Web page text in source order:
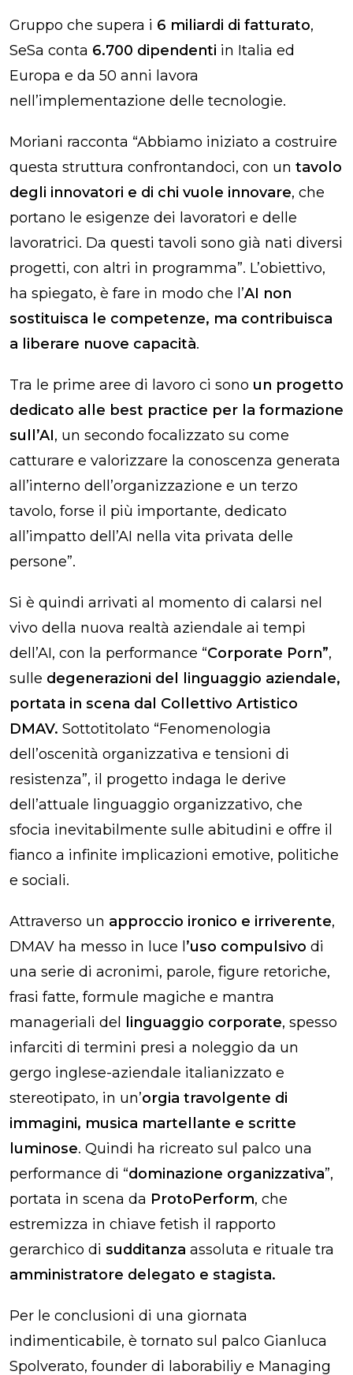
Gruppo che supera i 6 miliardi di fatturato,
SeSa conta 6.700 dipendenti in Italia ed
Europa e da 50 anni lavora
nell’implementazione delle tecnologie.
Moriani racconta “Abbiamo iniziato a costruire
questa struttura confrontandoci, con un tavolo
degli innovatori e di chi vuole innovare, che
portano le esigenze dei lavoratori e delle
lavoratrici. Da questi tavoli sono già nati diversi
progetti, con altri in programma”. L’obiettivo,
ha spiegato, è fare in modo che l’AI non
sostituisca le competenze, ma contribuisca
a liberare nuove capacità.
Tra le prime aree di lavoro ci sono un progetto
dedicato alle best practice per la formazione
sull’AI, un secondo focalizzato su come
catturare e valorizzare la conoscenza generata
all’interno dell’organizzazione e un terzo
tavolo, forse il più importante, dedicato
all’impatto dell’AI nella vita privata delle
persone”.
Si è quindi arrivati al momento di calarsi nel
vivo della nuova realtà aziendale ai tempi
dell’AI, con la performance “Corporate Porn”,
sulle degenerazioni del linguaggio aziendale,
portata in scena dal Collettivo Artistico
DMAV. Sottotitolato “Fenomenologia
dell’oscenità organizzativa e tensioni di
resistenza”, il progetto indaga le derive
dell’attuale linguaggio organizzativo, che
sfocia inevitabilmente sulle abitudini e offre il
fianco a infinite implicazioni emotive, politiche
e sociali.
Attraverso un approccio ironico e irriverente,
DMAV ha messo in luce l’uso compulsivo di
una serie di acronimi, parole, figure retoriche,
frasi fatte, formule magiche e mantra
manageriali del linguaggio corporate, spesso
infarciti di termini presi a noleggio da un
gergo inglese-aziendale italianizzato e
stereotipato, in un’orgia travolgente di
immagini, musica martellante e scritte
luminose. Quindi ha ricreato sul palco una
performance di “dominazione organizzativa”,
portata in scena da ProtoPerform, che
estremizza in chiave fetish il rapporto
gerarchico di sudditanza assoluta e rituale tra
amministratore delegato e stagista.
Per le conclusioni di una giornata
indimenticabile, è tornato sul palco Gianluca
Spolverato, founder di laborabiliy e Managing